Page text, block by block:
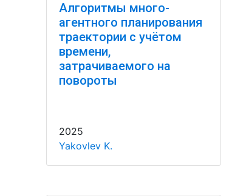
Алгоритмы много-
агентного планирования
траектории с учётом
времени,
затрачиваемого на
повороты
2025
Yakovlev K.